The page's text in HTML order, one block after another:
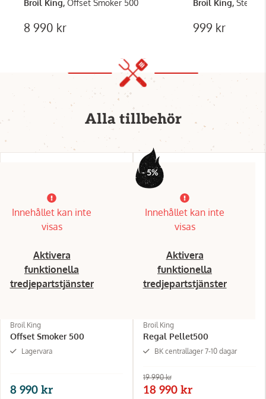
Broil King, Offset Smoker 500
8 990 kr
Broil King,
999 kr
Alla tillbehör
Innehållet kan inte
visas
Aktivera
funktionella
tredjepartstjänster
Broil King
Offset Smoker 500
Lagervara
8 990 kr
- 5%
Innehållet kan inte
visas
Aktivera
funktionella
tredjepartstjänster
Broil King
Regal Pellet500
BK centrallager 7-10 dagar
19 990 kr
18 990 kr